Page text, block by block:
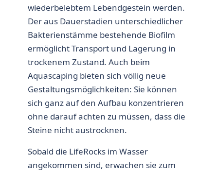
wiederbelebtem Lebendgestein werden.
Der aus Dauerstadien unterschiedlicher
Bakterienstämme bestehende Biofilm
ermöglicht Transport und Lagerung in
trockenem Zustand. Auch beim
Aquascaping bieten sich völlig neue
Gestaltungsmöglichkeiten: Sie können
sich ganz auf den Aufbau konzentrieren
ohne darauf achten zu müssen, dass die
Steine nicht austrocknen.
Sobald die LifeRocks im Wasser
angekommen sind, erwachen sie zum